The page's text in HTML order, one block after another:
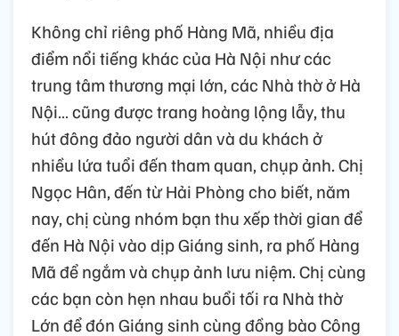
Không chỉ riêng phố Hàng Mã, nhiều địa
điểm nổi tiếng khác của Hà Nội như các
trung tâm thương mại lớn, các Nhà thờ ở Hà
Nội… cũng được trang hoàng lộng lẫy, thu
hút đông đảo người dân và du khách ở
nhiều lứa tuổi đến tham quan, chụp ảnh. Chị
Ngọc Hân, đến từ Hải Phòng cho biết, năm
nay, chị cùng nhóm bạn thu xếp thời gian để
đến Hà Nội vào dịp Giáng sinh, ra phố Hàng
Mã để ngắm và chụp ảnh lưu niệm. Chị cùng
các bạn còn hẹn nhau buổi tối ra Nhà thờ
Lớn để đón Giáng sinh cùng đồng bào Công